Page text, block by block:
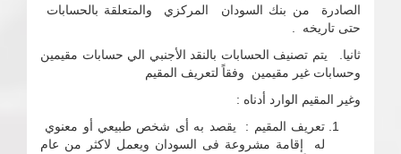
الصادرة من بنك السودان المركزي والمتعلقة بالحسابات
حتى تاريخه .
ثانيا. يتم تصنيف الحسابات بالنقد الأجنبي الي حسابات مقيمين
وحسابات غير مقيمين وفقاً لتعريف المقيم
وغير المقيم الوارد أدناه :
تعريف المقيم : يقصد به أى شخص طبيعي أو معنوي
له إقامة مشروعة فى السودان ويعمل لاكثر من عام